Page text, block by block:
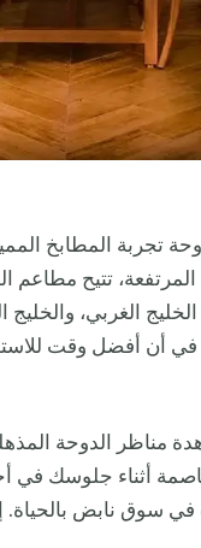
تجربة المطابخ
تتيح مطاعم
الغربي، والخليج
في أن أفضل وقت
مناظر الدوحة
أثناء جلوسك في
في سوق نابض بالحياة.